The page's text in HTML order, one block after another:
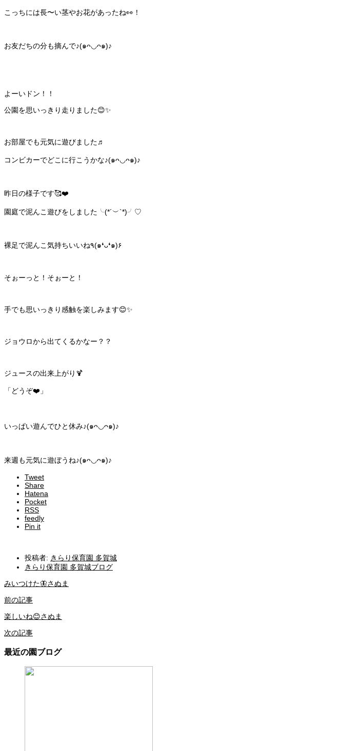
こっちには長〜い茎やお花があったね👀！
お友だちの分も摘んで♪(๑ᴖ◡ᴖ๑)♪
よーいドン！！
公園を思いっきり走りました😊✨
お部屋でも元気に遊びました♬
コンビカーでどこに行こうかな♪(๑ᴖ◡ᴖ๑)♪
昨日の様子です🥰❤️
園庭で泥んこ遊びをしました╰(*´︶`*)╯♡
裸足で泥んこ気持ちいいね٩(๑❛ᴗ❛๑)۶
そぉーっと！そぉーと！
手でも思いっきり感触を楽しみます😊✨
ジョウロから出てくるかなー？？
ジュースの出来上がり🍹
「どうぞ❤️」
いっぱい遊んでひと休み♪(๑ᴖ◡ᴖ๑)♪
来週も元気に遊ぼうね♪(๑ᴖ◡ᴖ๑)♪
Tweet
Share
Hatena
Pocket
RSS
feedly
Pin it
投稿者: きらり保育園 多賀城
きらり保育園 多賀城ブログ
みいつけた🦋さぬま
前の記事
楽しいね😊さぬま
次の記事
最近の園ブログ